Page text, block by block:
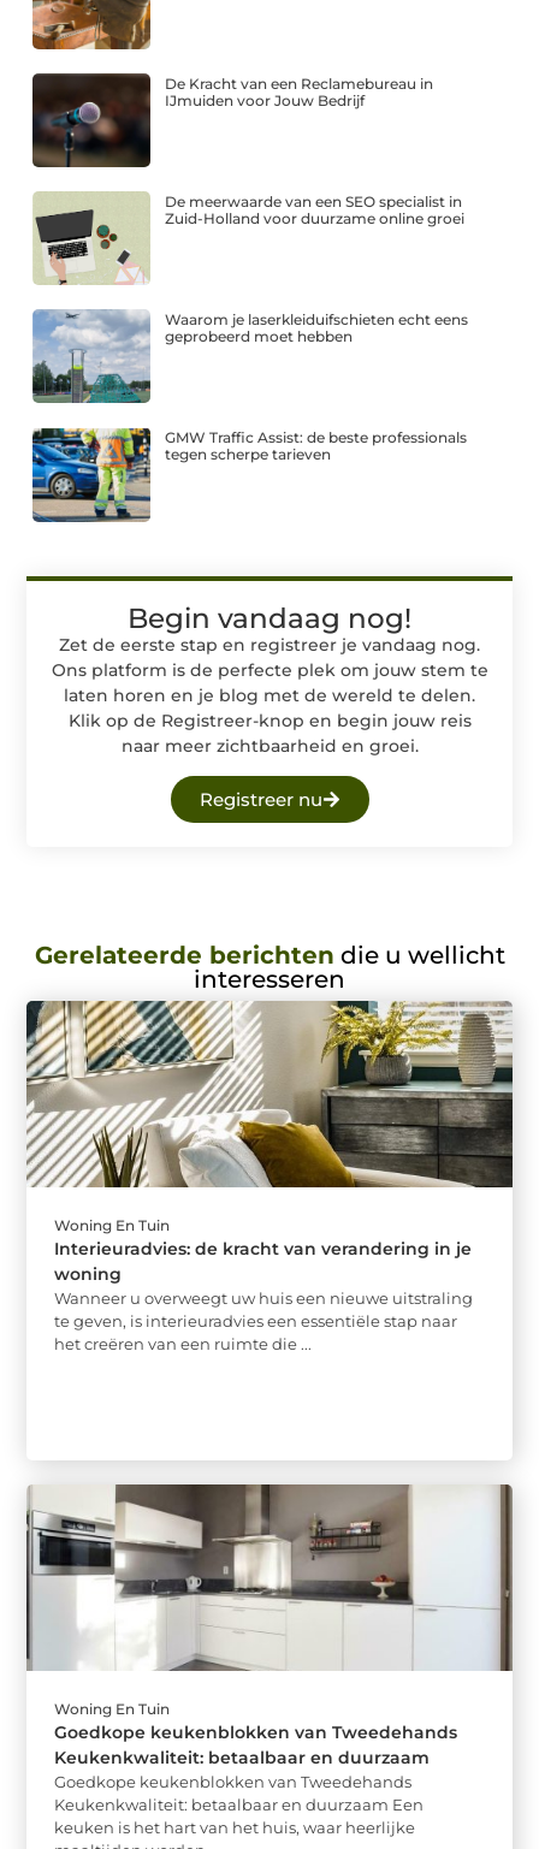
De Kracht van een Reclamebureau in
IJmuiden voor Jouw Bedrijf
De meerwaarde van een SEO specialist in
Zuid-Holland voor duurzame online groei
Waarom je laserkleiduifschieten echt eens
geprobeerd moet hebben
GMW Traffic Assist: de beste professionals
tegen scherpe tarieven
Begin vandaag nog!
Zet de eerste stap en registreer je vandaag nog.
Ons platform is de perfecte plek om jouw stem te
laten horen en je blog met de wereld te delen.
Klik op de Registreer-knop en begin jouw reis
naar meer zichtbaarheid en groei.
Registreer nu
Gerelateerde berichten die u wellicht
interesseren
Woning En Tuin
Interieuradvies: de kracht van verandering in je
woning
Wanneer u overweegt uw huis een nieuwe uitstraling
te geven, is interieuradvies een essentiële stap naar
het creëren van een ruimte die ...
Woning En Tuin
Goedkope keukenblokken van Tweedehands
Keukenkwaliteit: betaalbaar en duurzaam
Goedkope keukenblokken van Tweedehands
Keukenkwaliteit: betaalbaar en duurzaam Een
keuken is het hart van het huis, waar heerlijke